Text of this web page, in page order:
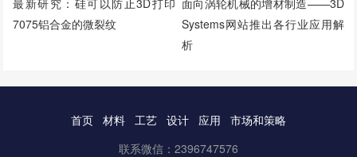
最新研究：硅可以防止3D打印
7075铝合金的微裂纹
面向涡轮机械的增材制造——3D
Systems网站推出各行业应用解
析
首页 材料 工艺 设计 应用
市场和策略
联系微信：2396747576